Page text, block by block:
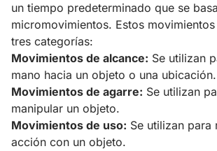
un tiempo predeterminado que se
micromovimientos. Estos
tres categorías:
Movimientos de alcance: Se utilizan
mano hacia un objeto o una ubicación.
Movimientos de agarre: Se utilizan
manipular un objeto.
Movimientos de uso: Se utilizan para
acción con un objeto.